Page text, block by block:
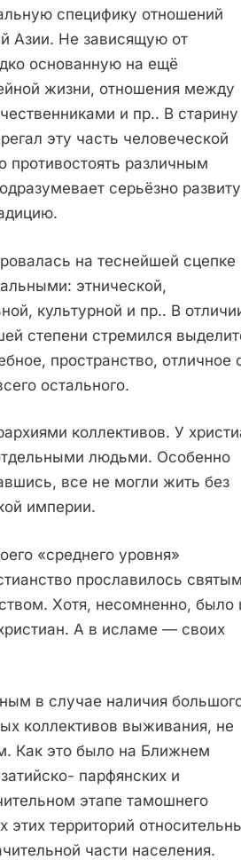
специфику отношений
Азии. Не зависящую от
основанную на ещё
жизни, отношения между
и пр.. В старину
эту часть человеческой
различным
серьёзно
на теснейшей сцепке
этнической,
культурной и пр.. В
степени стремился
пространство, отличное
остального.
коллективов. У
людьми. Особенно
все не могли жить без
империи.
«среднего уровня»
прославилось
Хотя, несомненно, было
А в исламе — своих
в случае наличия
коллективов выживания, не
Как это было на Ближнем
парфянских и
этапе тамошнего
территорий
части населения.